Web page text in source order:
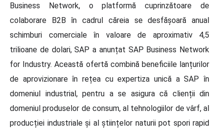
Business Network, o platformă cuprinzătoare de
colaborare B2B în cadrul căreia se desfășoară anual
schimburi comerciale în valoare de aproximativ 4,5
trilioane de dolari, SAP a anunțat SAP Business Network
for Industry. Această ofertă combină beneficiile lanțurilor
de aprovizionare în rețea cu expertiza unică a SAP în
domeniul industrial, pentru a se asigura că clienții din
domeniul produselor de consum, al tehnologiilor de vârf, al
producției industriale și al științelor naturii pot spori rapid